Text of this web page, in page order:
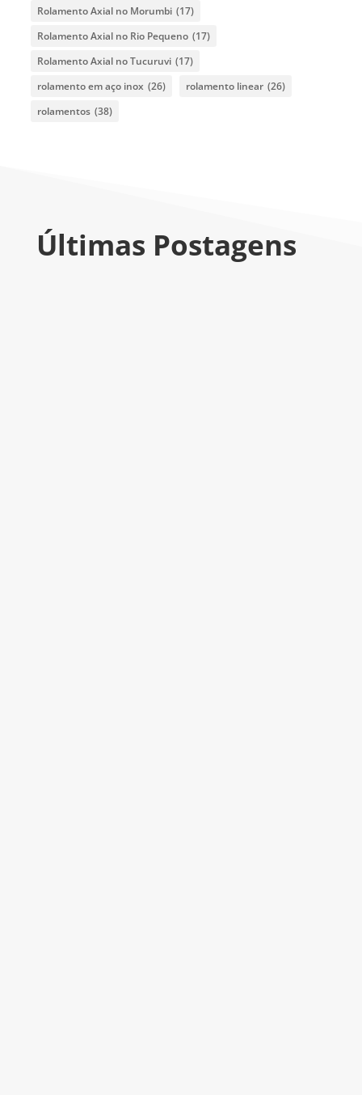
Rolamento Axial no Morumbi (17)
Rolamento Axial no Rio Pequeno (17)
Rolamento Axial no Tucuruvi (17)
rolamento em aço inox (26) rolamento linear (26)
rolamentos (38)
Últimas Postagens